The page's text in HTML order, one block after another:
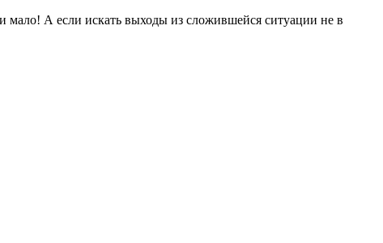
мало! А если искать выходы из сложившейся ситуации не в